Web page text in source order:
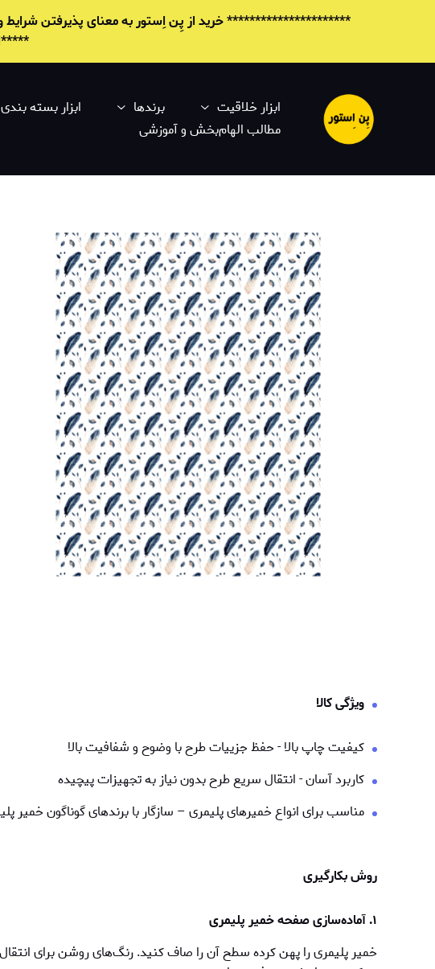
********************** خرید از پِن اِستور به معنای پذیرفتن
ابزار خلاقیت برندها ابزار بسته بندی
مطالب الهام‌بخش و آموزشی
ویژگی کالا
کیفیت چاپ بالا - حفظ جزییات طرح با وضوح و شفافیت بالا
کاربرد آسان - انتقال سریع طرح بدون نیاز به تجهیزات پیچیده
مناسب برای انواع خمیرهای پلیمری – سازگار با برندهای گوناگون خمیر
روش بکارگیری
۱. آماده‌سازی صفحه خمیر پلیمری
خمیر پلیمری را پهن کرده سطح آن را صاف کنید. رنگ‌های روشن برای